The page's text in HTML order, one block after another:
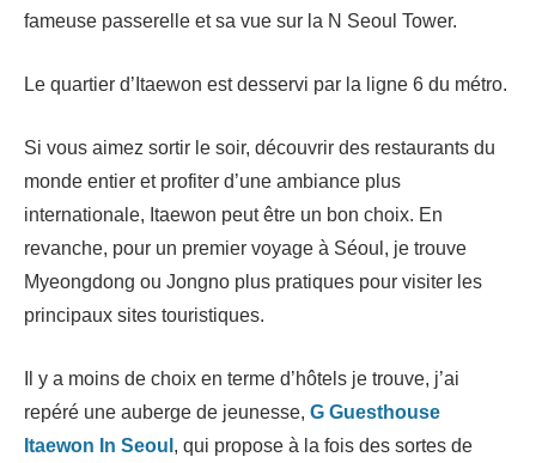
fameuse passerelle et sa vue sur la N Seoul Tower.
Le quartier d’Itaewon est desservi par la ligne 6 du métro.
Si vous aimez sortir le soir, découvrir des restaurants du
monde entier et profiter d’une ambiance plus
internationale, Itaewon peut être un bon choix. En
revanche, pour un premier voyage à Séoul, je trouve
Myeongdong ou Jongno plus pratiques pour visiter les
principaux sites touristiques.
Il y a moins de choix en terme d’hôtels je trouve, j’ai
repéré une auberge de jeunesse, G Guesthouse
Itaewon In Seoul , qui propose à la fois des sortes de